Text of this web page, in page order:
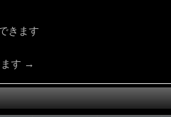
きます
す →